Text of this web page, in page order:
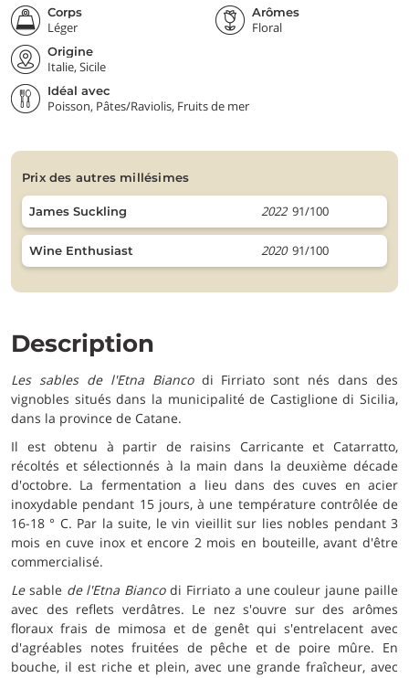
Corps
Léger
Arômes
Floral
Origine
Italie, Sicile
Idéal avec
Poisson, Pâtes/Raviolis, Fruits de mer
prix des autres millésimes
James Suckling 2022 91/100
Wine Enthusiast 2020 91/100
Description
Les sables de l'Etna Biancodi Firriato sont nés dans des
vignobles situés dans la municipalité de Castiglione di Sicilia,
dans la province de Catane.
Il est obtenu à partir de raisins Carricante et Catarratto,
récoltés et sélectionnés à la main dans la deuxième décade
d'octobre. La fermentation a lieu dans des cuves en acier
inoxydable pendant 15 jours, à une température contrôlée de
16-18 ° C. Par la suite, le vin vieillit sur lies nobles pendant 3
mois en cuve inox et encore 2 mois en bouteille, avant d'être
commercialisé.
Lesable de l'Etna Biancodi Firriato a une couleur jaune paille
avec des reflets verdâtres. Le nez s'ouvre sur des arômes
floraux frais de mimosa et de genêt qui s'entrelacent avec
d'agréables notes fruitées de pêche et de poire mûre. En
bouche, il est riche et plein, avec une grande fraîcheur, avec